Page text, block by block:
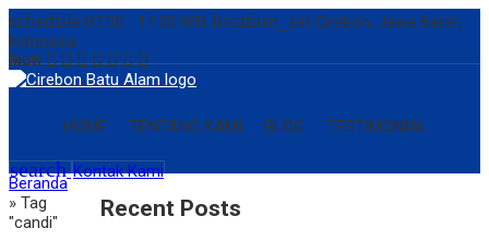
schedule 07.00 - 17.00 WIB location_on Cirebon, Jawa Barat,
Indonesia
Ikuti
HOME TENTANG KAMI BLOG TESTIMONIAL
search Kontak Kami
Beranda
» Tag
"candi"
Recent Posts